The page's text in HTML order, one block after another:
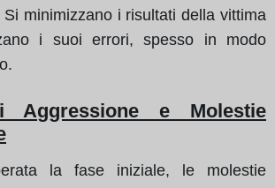
minimizzano i risultati della vittima
i suoi errori, spesso in modo
e Molestie
la fase iniziale, le molestie